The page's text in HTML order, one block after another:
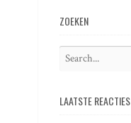
ZOEKEN
r
LAATSTE REACTIES